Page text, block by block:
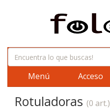
Menú Acceso
Rotuladoras (0 art.)